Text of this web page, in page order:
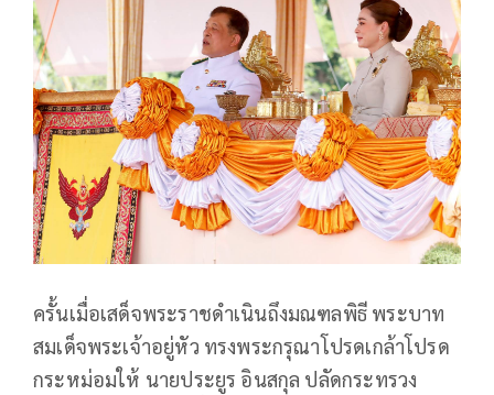
ครั้นเมื่อเสด็จพระราชดำเนินถึงมณฑลพิธี พระบาท
สมเด็จพระเจ้าอยู่หัว ทรงพระกรุณาโปรดเกล้าโปรด
กระหม่อมให้ นายประยูร อินสกุล ปลัดกระทรวง